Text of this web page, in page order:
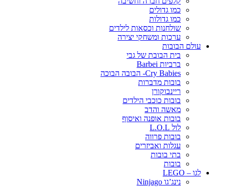
כמו גדולים
כמו גדולות
שולחנות וכסאות לילדים
ערכות ומשחקי יצירה
עולם הבובות
בית הבובת של גבי
ברביות Barbei
Cry Babies- הבובה הבוכה
בובות מדברות
ריינבוקורן
בובות כוכבי הילדים
מאשה והדב
בובות אופנה ואיסוף
לול L.O.L
בובות פרווה
עגלות ואביזרים
בתי בובות
בובות
לגו – LEGO
נינג’גו Ninjago